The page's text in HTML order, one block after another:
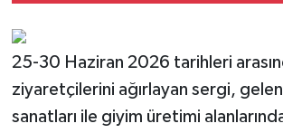
25-30 Haziran 2026 tarihleri
ziyaretçilerini ağırlayan sergi,
sanatları ile giyim üretimi